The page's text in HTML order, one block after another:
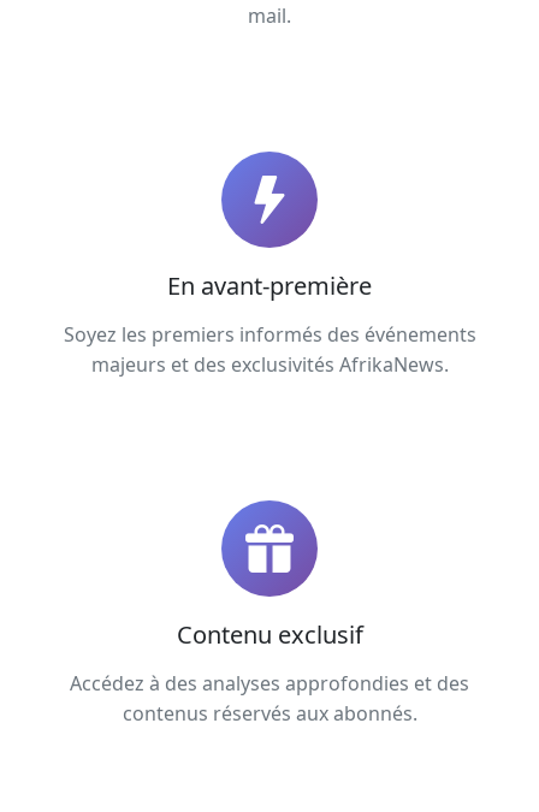
mail.
En avant-première
Soyez les premiers informés des événements
majeurs et des exclusivités AfrikaNews.
Contenu exclusif
Accédez à des analyses approfondies et des
contenus réservés aux abonnés.